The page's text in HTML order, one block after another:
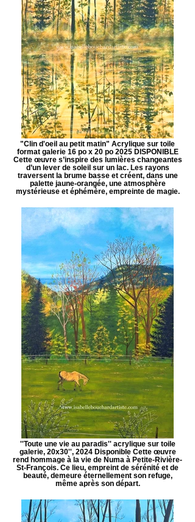
"Clin d'oeil au petit matin" Acrylique sur toile
format galerie 16 po x 20 po 2025 DISPONIBLE
Cette œuvre s’inspire des lumières changeantes
d’un lever de soleil sur un lac. Les rayons
traversent la brume basse et créent, dans une
palette jaune-orangée, une atmosphère
mystérieuse et éphémère, empreinte de magie.
''Toute une vie au paradis'' acrylique sur toile
galerie, 20x30'', 2024 Disponible Cette œuvre
rend hommage à la vie de Numa à Petite-Rivière-
St-François. Ce lieu, empreint de sérénité et de
beauté, demeure éternellement son refuge,
même après son départ.